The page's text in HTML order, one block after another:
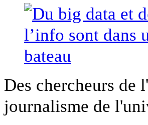
Des chercheurs de
journalisme de